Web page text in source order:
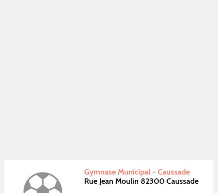
Gymnase Municipal - Caussade
Rue Jean Moulin 82300 Caussade